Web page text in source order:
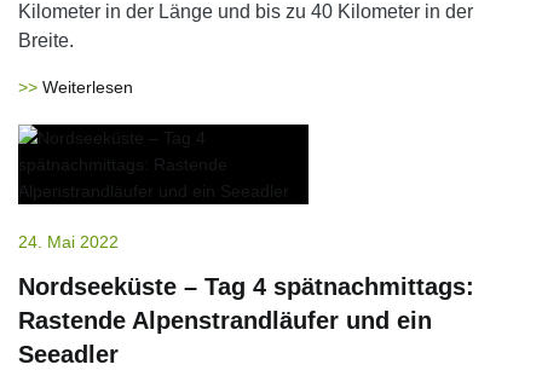
Kilometer in der Länge und bis zu 40 Kilometer in der
Breite.
Weiterlesen
24. Mai 2022
Nordseeküste – Tag 4 spätnachmittags:
Rastende Alpenstrandläufer und ein
Seeadler